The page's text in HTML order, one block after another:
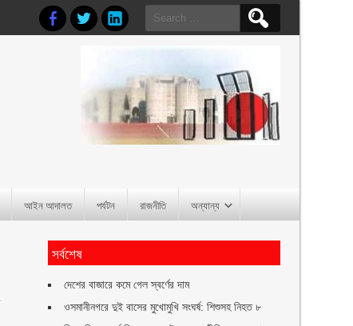
Search
for:
আইন আদালত পর্যটন রাজনীতি অন্যান্য
সর্বশেষ
দেশের বাজারে কমে গেল স্বর্ণের দাম
ওসমানীনগরে দুই বাসের মুখোমুখি সংঘর্ষ: শিশুসহ নিহত ৮